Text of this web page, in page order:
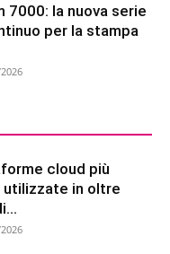
7000: la nuova serie
per la stampa
cloud più
in oltre